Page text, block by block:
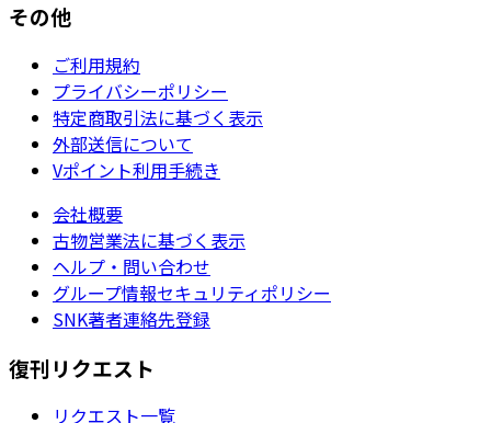
その他
ご利用規約
プライバシーポリシー
特定商取引法に基づく表示
外部送信について
Vポイント利用手続き
会社概要
古物営業法に基づく表示
ヘルプ・問い合わせ
グループ情報セキュリティポリシー
SNK著者連絡先登録
復刊リクエスト
リクエスト一覧